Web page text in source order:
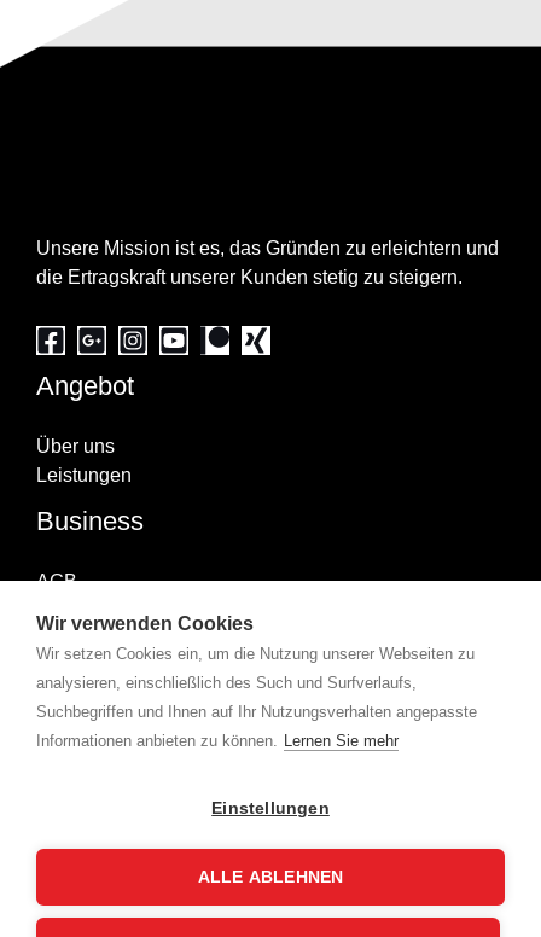
Wir verwenden Cookies
Wir setzen Cookies ein, um die Nutzung unserer Webseiten zu
analysieren, einschließlich des Such und Surfverlaufs,
Suchbegriffen und Ihnen auf Ihr Nutzungsverhalten angepasste
Informationen anbieten zu können. Lernen Sie mehr
Einstellungen
ALLE ABLEHNEN
Unsere Mission ist es, das Gründen zu erleichtern und
die Ertragskraft unserer Kunden stetig zu steigern.
Angebot
Über uns
Leistungen
Business
AGB
Abonniere uns
Copyright © 2026 X-Group | Powered by